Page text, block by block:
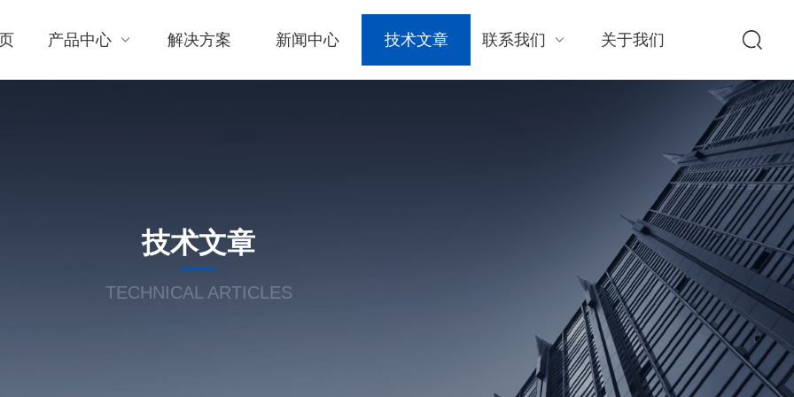
产品中心 解决方案 新闻中心 技术文章 联系我们 关于我们
技术文章
TECHNICAL ARTICLES